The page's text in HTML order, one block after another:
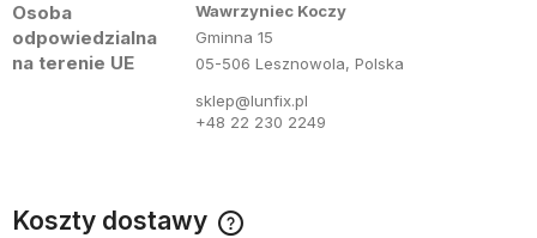
Osoba
odpowiedzialna
na terenie UE
Wawrzyniec Koczy
Gminna 15
05-506 Lesznowola, Polska
sklep@lunfix.pl
+48 22 230 2249
Koszty dostawy